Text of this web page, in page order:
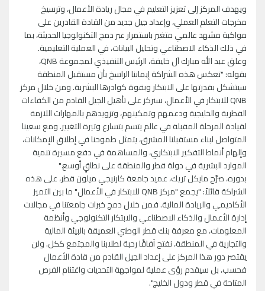
ويهدف المركز إلى تعزيز التعليم في مجال ريادة الأعمال، وترسيخ
مخرجات التعلم العملي، وإعداد جيل جديد من القادة القادرين على
مواكبة مشهد عالمي متغير باستمرار عبر دمج التكنولوجيا الحديثة، بما
في ذلك الذكاء الاصطناعي وتحليل البيانات، في العملية التعليمية.
وعلق عبد الله مبارك آل خليفة، الرئيس التنفيذي لمجموعة QNB،
بقوله: "تعكس هذه الشراكة إيماننا الراسخ بأن مستقبل المنطقة
سيتشكل بقدرتها على الابتكار وبقوة كوادرها البشرية. ومن خلال مركز
QNB للابتكار في الأعمال، سنركز على تأهيل الجيل القادم من الكفاءات
القطرية والخليجية ودعمهم وتمكينهم، وتزويدهم بالمهارات اللازمة
لقيادة المرحلة المقبلة في عالم يتسم بتسارع وتيرة التغيير. ومع سعينا
المتواصل لبناء مستقبلنا المشرق، يتمثل طموحنا في إطلاق الإمكانات،
وإلهام أنماط التفكير الابتكاري، والمساهمة في دفع مسيرة تنمية
الموارد البشرية في دولة قطر والمنطقة على نطاقٍ أوسع."
بدوره، صرَّح مايكل تريك، عميد جامعة كارنيجي ميلون قطر، على هذه
الشراكة قائلاً: "يجمع "مركز QNB للابتكار في الأعمال" ما بين التميز
الأكاديمي والريادة المالية. فمن خلال دمج خبرات جامعتنا في مجالات
إدارة الأعمال والذكاء الاصطناعي والابتكار التكنولوجي وأنظمة
المعلومات، مع معرفة بنك قطر الوطني العميقة بالبيئة المالية
والتجارية في المنطقة، نفتح آفاقًا رحبة لطلابنا والمجتمع ككل. ولن
يقتصر دور هذا المركز على إعداد الجيل القادم من قادة الأعمال
فحسب، بل سيقدم رؤى عملية لمواجهة التحديات واغتنام الفرص
المتاحة في قطر ودول الخليج".